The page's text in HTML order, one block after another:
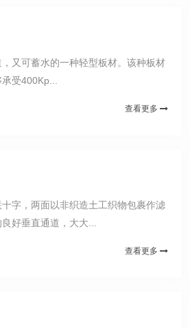
又可蓄水的一种轻型板材。该种板材
受400Kp...
查看更多
字，两面以非织造土工织物包裹作滤
好垂直通道，大大...
查看更多